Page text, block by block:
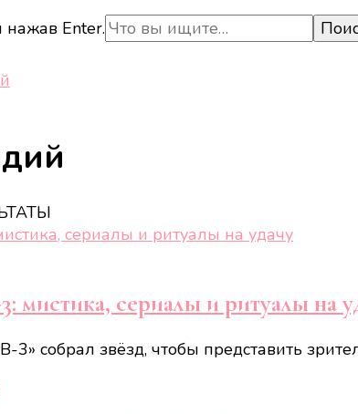
нажав Enter.
мистика, сериалы и ритуалы на
3» собрал звёзд, чтобы представить